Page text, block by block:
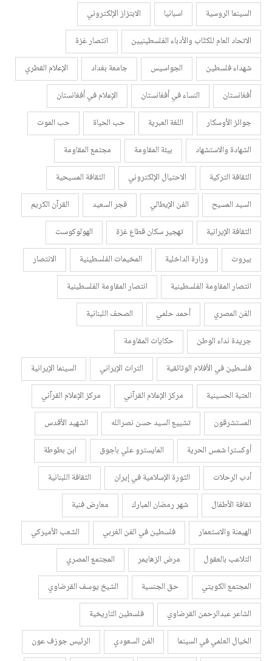
السينما الروسية
اسبانيا
الابتزاز الإلكتروني
الاتحاد العام للكتّاب والأدباء الفلسطينيين
انتصار غزة
شهداء فلسطين
الجواسيس جامعة بغداد
الإعلام القطري
أفغانستان
النساء في أفغانستان
الإعلام في أفغانستان
جوائز الأوسكار
اللغة العبرية حب الحياة
حب الموت
الشهادة والاستشهاد
بيئة المقاومة
مجتمع المقاومة
الثقافة التركية
الاحتيال الإلكتروني
الثقافة المسيحية
السيد المسيح
الفن الإيطالي فجر السعيد
القرآن الكريم
الثقافة الإيرانية
تهجير سكان قطاع غزة
الهولوكوست
بيروت
وزارة الداخلية المخيمات الفلسطينية
الانتصار
انتصار المقاومة الفلسطينية
انتصار المقاومة الفلسطينية
الفن المصري
أحمد حلمي
الصحف اللبنانية
جريدة نداء الوطن
حكايات المقاومة
فلسطين في الأفلام الوثائقية
التراث الإيراني
السينما الإيرانية
العتبة الحسينية
مركز الإعلام القرآني
مركز الإعلام القرآني
المستشرقون
تشييع السيد حسن نصرالله
الشهيد الأقدس
أوكسترا شمس الحرية
المايسترو علي باجوق
ابن بطوطة
أدب الرحلات
الثورة الإسلامية في إيران
الثقافة اللبنانية
ثقافة الأطفال
شهر رمضان المبارك
معارض فنية
الهيمنة والاستعمار
فلسطين في الفن الغربي
الشعب الأميركي
التلاعب بالعقول
مرض الزهايمر
المجتمع المصري
المجتمع الكويتي
حق الجنسية
الشيخ يوسف القرضاوي
الشاعر عبدالرحمن القرضاوي
فلسطين التاريخية
الخيال العلمي في السينما
الفن السعودي الرئيس جوزف عون